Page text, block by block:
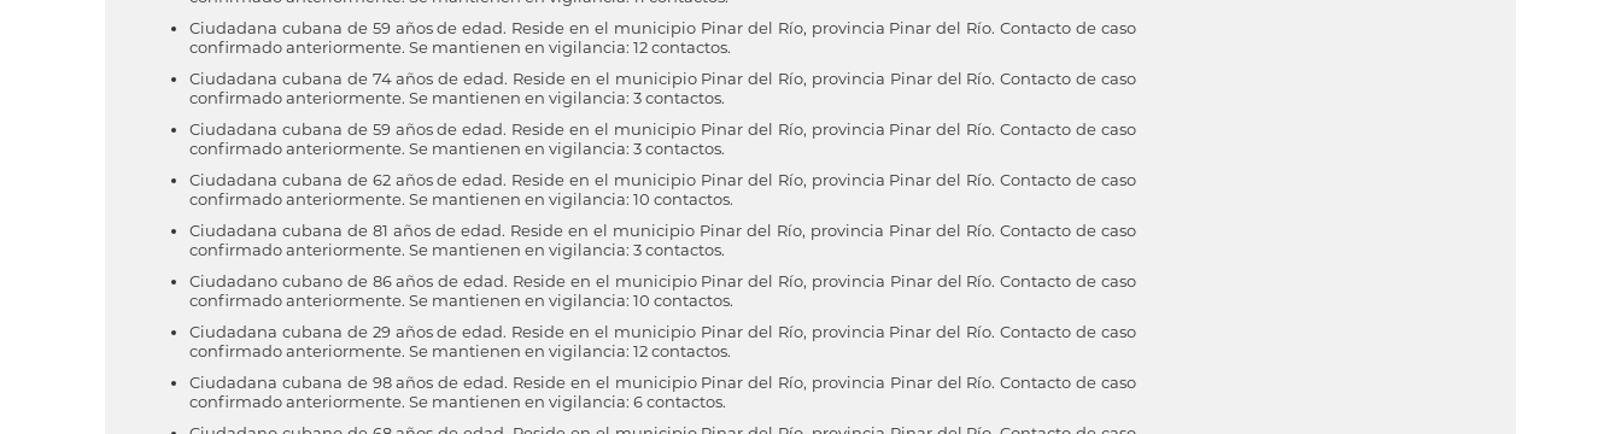
Ciudadana cubana de 59 años de edad. Reside en el municipio Pinar del Río, provincia Pinar del Río. Contacto de caso
confirmado anteriormente. Se mantienen en vigilancia: 12 contactos.
Ciudadana cubana de 74 años de edad. Reside en el municipio Pinar del Río, provincia Pinar del Río. Contacto de caso
confirmado anteriormente. Se mantienen en vigilancia: 3 contactos.
Ciudadana cubana de 59 años de edad. Reside en el municipio Pinar del Río, provincia Pinar del Río. Contacto de caso
confirmado anteriormente. Se mantienen en vigilancia: 3 contactos.
Ciudadana cubana de 62 años de edad. Reside en el municipio Pinar del Río, provincia Pinar del Río. Contacto de caso
confirmado anteriormente. Se mantienen en vigilancia: 10 contactos.
Ciudadana cubana de 81 años de edad. Reside en el municipio Pinar del Río, provincia Pinar del Río. Contacto de caso
confirmado anteriormente. Se mantienen en vigilancia: 3 contactos.
Ciudadano cubano de 86 años de edad. Reside en el municipio Pinar del Río, provincia Pinar del Río. Contacto de caso
confirmado anteriormente. Se mantienen en vigilancia: 10 contactos.
Ciudadana cubana de 29 años de edad. Reside en el municipio Pinar del Río, provincia Pinar del Río. Contacto de caso
confirmado anteriormente. Se mantienen en vigilancia: 12 contactos.
Ciudadana cubana de 98 años de edad. Reside en el municipio Pinar del Río, provincia Pinar del Río. Contacto de caso
confirmado anteriormente. Se mantienen en vigilancia: 6 contactos.